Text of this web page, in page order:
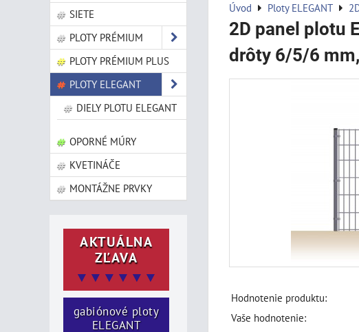
Úvod Ploty ELEGANT
2D panel plotu
drôty 6/5/6
Hodnotenie produktu:
Vaše hodnotenie:
SIETE
PLOTY PRÉMIUM
PLOTY PRÉMIUM PLUS
PLOTY ELEGANT
DIELY PLOTU ELEGANT
OPORNÉ MÚRY
KVETINÁČE
MONTÁŽNE PRVKY
AKTUÁLNA
ZĽAVA
▼▼▼▼▼▼
gabiónové ploty
ELEGANT